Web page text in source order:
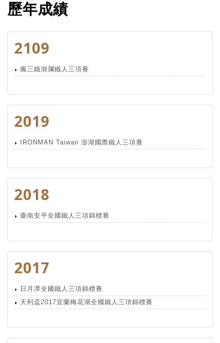
歷年成績
2109
瘋三鐵洄瀾鐵人三項賽
2019
IRONMAN Taiwan 澎湖國際鐵人三項賽
2018
臺南安平全國鐵人三項錦標賽
2017
日月潭全國鐵人三項錦標賽
天利盃2017宜蘭梅花湖全國鐵人三項錦標賽